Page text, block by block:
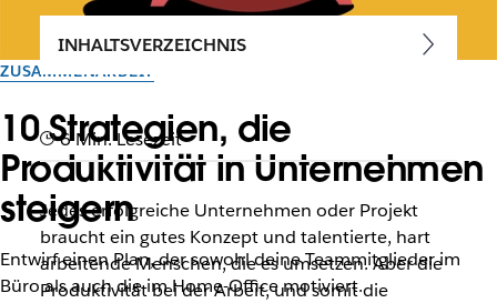
ZUSAMMENARBEIT
10 Strategien, die
Produktivität in Unternehmen
steigern
Entwirf einen Plan, der sowohl deine Teammitglieder im
Büro als auch die im Home-Office motiviert.
INHALTSVERZEICHNIS
6 Min. Lesezeit
Jedes erfolgreiche Unternehmen oder Projekt
braucht ein gutes Konzept und talentierte, hart
arbeitende Menschen, die es umsetzen. Aber die
Produktivität bei der Arbeit, und somit die